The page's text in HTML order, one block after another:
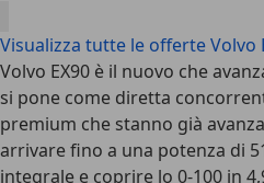
Visualizza tutte le offerte Volvo
Volvo EX90 è il nuovo che
si pone come diretta
premium che stanno già
arrivare fino a una potenza di
integrale e coprire lo 0-100 in